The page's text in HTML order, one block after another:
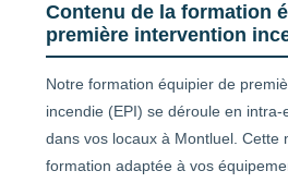
Contenu de la formation
première intervention
Notre formation équipier de
incendie (EPI) se déroule en
dans vos locaux à Montluel. Cette
formation adaptée à vos